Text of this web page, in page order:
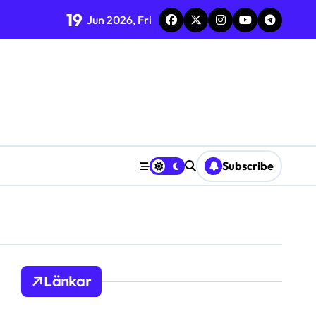
19 Jun 2026, Fri
Subscribe
Länkar